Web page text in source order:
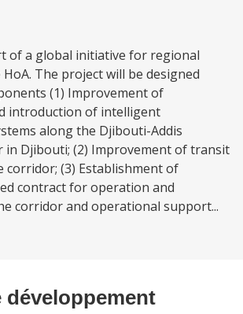
of a global initiative for regional
The project will be designed
(1) Improvement of
introduction of intelligent
along the Djibouti-Addis
Djibouti; (2) Improvement of transit
corridor; (3) Establishment of
contract for operation and
corridor and operational support...
développement